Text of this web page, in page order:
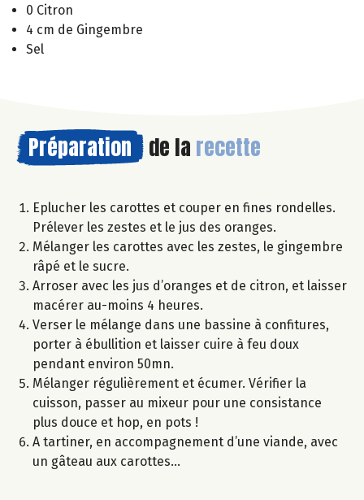
0 Citron
4 cm de Gingembre
Sel
Préparation de la recette
Eplucher les carottes et couper en fines rondelles.
Prélever les zestes et le jus des oranges.
Mélanger les carottes avec les zestes, le gingembre
râpé et le sucre.
Arroser avec les jus d’oranges et de citron, et laisser
macérer au-moins 4 heures.
Verser le mélange dans une bassine à confitures,
porter à ébullition et laisser cuire à feu doux
pendant environ 50mn.
Mélanger régulièrement et écumer. Vérifier la
cuisson, passer au mixeur pour une consistance
plus douce et hop, en pots !
A tartiner, en accompagnement d’une viande, avec
un gâteau aux carottes…